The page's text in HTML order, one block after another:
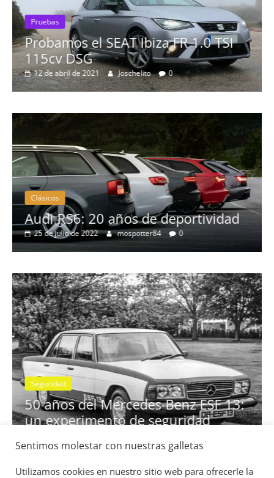
Pruebas
Probamos el SEAT Ibiza FR 1.0 TSI
115cv DSG
12 de abril de 2021 Joschelito 0
Clásicos
Audi RS6: 20 años de deportividad
25 de julio de 2022 mospotter84 0
Seguridad
50 años del Mercedes-Benz ESF 13:
un experimento de seguridad
Sentimos molestar con nuestras galletas
Utilizamos cookies en nuestro sitio web para ofrecerle la